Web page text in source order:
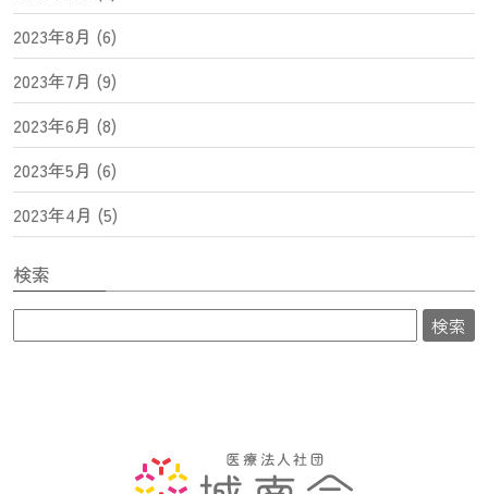
2023年8月 (6)
2023年7月 (9)
2023年6月 (8)
2023年5月 (6)
2023年4月 (5)
検索